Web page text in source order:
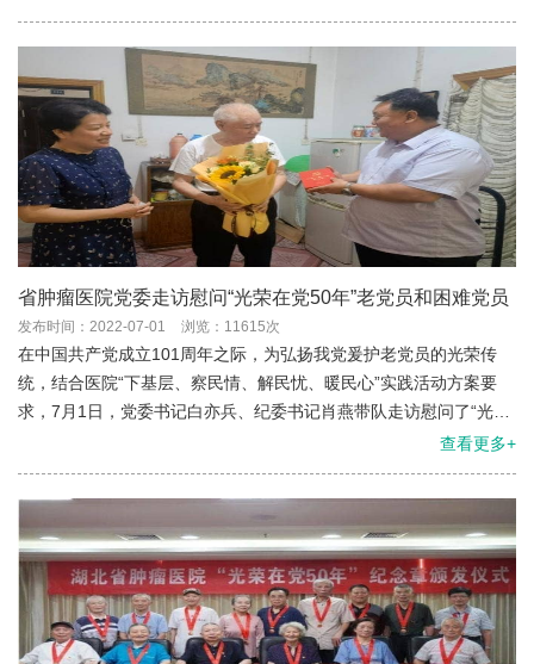
省肿瘤医院党委走访慰问“光荣在党50年”老党员和困难党员
发布时间：2022-07-01 浏览：11615次
在中国共产党成立101周年之际，为弘扬我党爰护老党员的光荣传
统，结合医院“下基层、察民情、解民忧、暖民心”实践活动方案要
求，7月1日，党委书记白亦兵、纪委书记肖燕带队走访慰问了“光荣
在党50年”的老党员和困难党员，代表医院党委向他们送上党的关怀
查看更多+